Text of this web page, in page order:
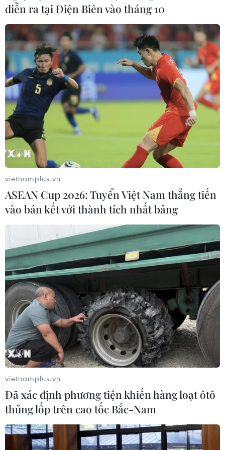
Đoàn thể thao Việt Nam lên đường sang
Philippines dự SEA Games 30
26/11/2019 05:47
Trước giờ lên đường, toàn bộ các thành viên của đoàn
thể thao Việt Nam đều đã hoàn tất quá trình chuẩn bị
chuyên môn, đồng thời có được sự quyết tâm và tự tin
cao nhất để bước vào thi đấu.
diễn ra tại Điện Biên vào tháng 10
vietnamplus.vn
ASEAN Cup 2026: Tuyển Việt Nam thẳng tiến
vào bán kết với thành tích nhất bảng
vietnamplus.vn
Đã xác định phương tiện khiến hàng loạt ôtô
thủng lốp trên cao tốc Bắc-Nam